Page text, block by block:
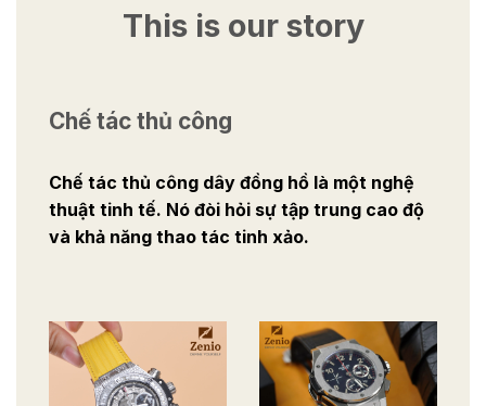
This is our story
Chế tác thủ công
Chế tác thủ công dây đồng hồ là một nghệ
thuật tinh tế. Nó đòi hỏi sự tập trung cao độ
và khả năng thao tác tinh xảo.